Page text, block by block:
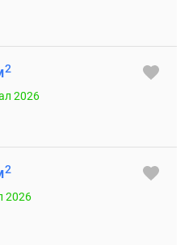
2
2026
2
2026